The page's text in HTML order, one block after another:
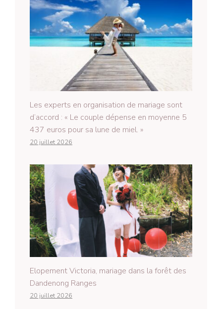
Les experts en organisation de mariage sont
d’accord : « Le couple dépense en moyenne 5
437 euros pour sa lune de miel. »
20 juillet 2026
Elopement Victoria, mariage dans la forêt des
Dandenong Ranges
20 juillet 2026